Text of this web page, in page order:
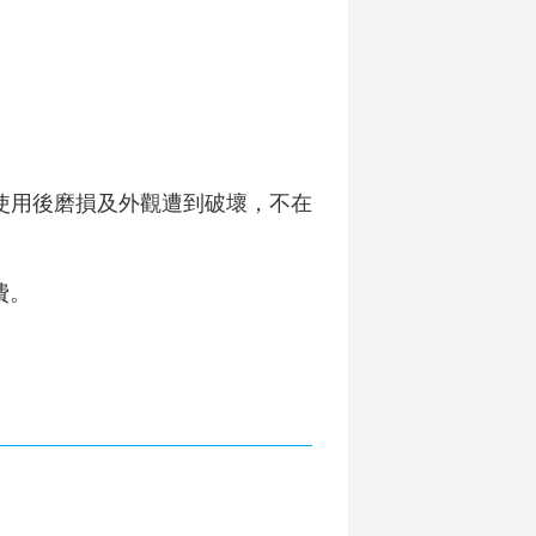
後磨損及外觀遭到破壞，不在